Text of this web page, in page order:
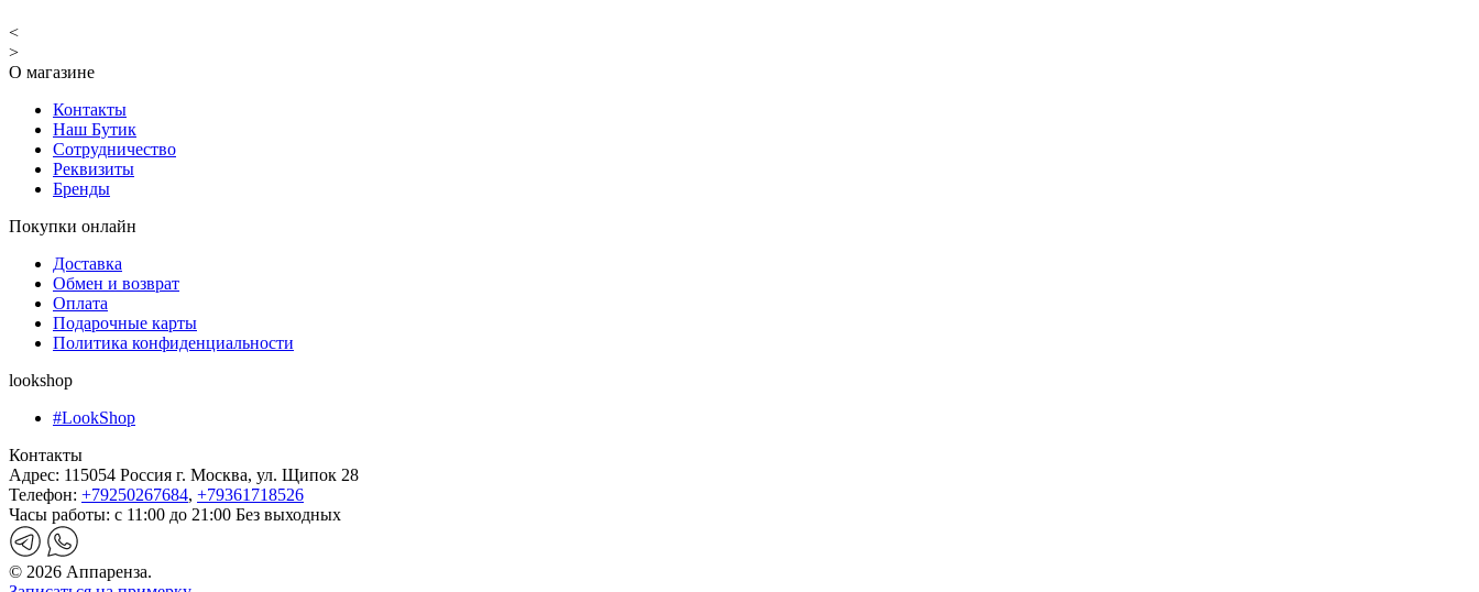
<
>
О магазине
Контакты
Наш Бутик
Сотрудничество
Реквизиты
Бренды
Покупки онлайн
Доставка
Обмен и возврат
Оплата
Подарочные карты
Политика конфиденциальности
lookshop
#LookShop
Контакты
Адрес: 115054 Россия г. Москва, ул. Щипок 28
Телефон: +79250267684, +79361718526
Часы работы: с 11:00 до 21:00 Без выходных
© 2026 Аппаренза.